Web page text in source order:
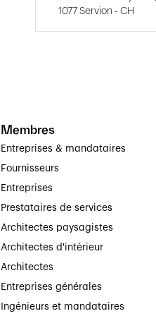
1077 Servion - CH
Membres
Entreprises & mandataires
Fournisseurs
Entreprises
Prestataires de services
Architectes paysagistes
Architectes d'intérieur
Architectes
Entreprises générales
Ingénieurs et mandataires